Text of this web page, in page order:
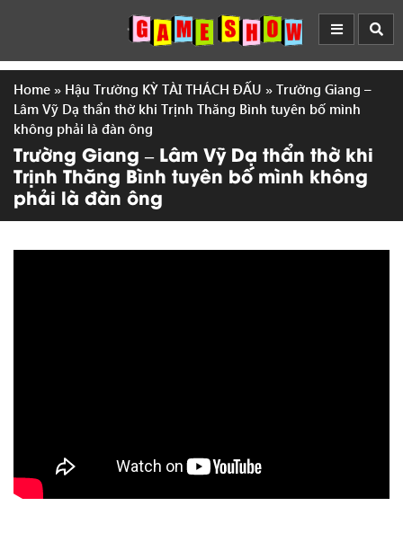
Home » Hậu Trường KỲ TÀI THÁCH ĐẤU » Trường Giang –
Lâm Vỹ Dạ thẩn thờ khi Trịnh Thăng Bình tuyên bố mình
không phải là đàn ông
Trường Giang – Lâm Vỹ Dạ thẩn thờ khi
Trịnh Thăng Bình tuyên bố mình không
phải là đàn ông